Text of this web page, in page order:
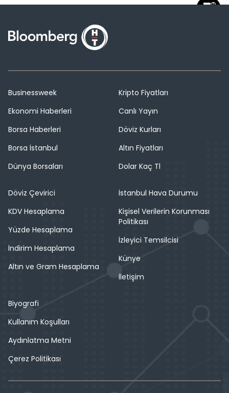
Businessweek
Ekonomi Haberleri
Borsa Haberleri
Borsa İstanbul
Dünya Borsaları
Kripto Fiyatları
Canlı Yayın
Döviz Kurları
Altın Fiyatları
Dolar Kaç Tl
Döviz Çevirici
KDV Hesaplama
Yüzde Hesaplama
İndirim Hesaplama
Altın ve Gram Hesaplama
İstanbul Hava Durumu
Kişisel Verilerin Korunması
Politikası
İzleyici Temsilcisi
Künye
İletişim
Biyografi
Kullanım Koşulları
Aydınlatma Metni
Çerez Politikası